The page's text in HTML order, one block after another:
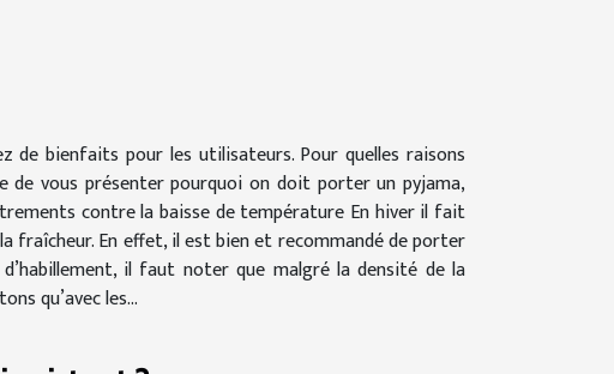
de bienfaits pour les utilisateurs. Pour quelles raisons
vous présenter pourquoi on doit porter un pyjama,
contre la baisse de température En hiver il fait
fraîcheur. En effet, il est bien et recommandé de porter
il faut noter que malgré la densité de la
qu’avec les...